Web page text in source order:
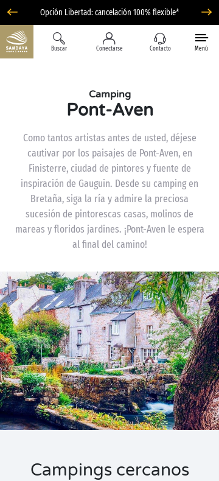
Opción Libertad: cancelación 100% flexible*
Buscar Conectarse Contacto Menú
Camping
Pont-Aven
Como tantos artistas antes de usted, déjese
cautivar por los paisajes de Pont-Aven, en
Finisterre, ciudad de pintores y fuente de
inspiración de Gauguin. Desde su camping en
Bretaña, siga la ría y admire la preciosa
sucesión de pintorescas casas, molinos de
mareas y floridos jardines. ¡Pont-Aven le espera
al final del camino!
Campings cercanos